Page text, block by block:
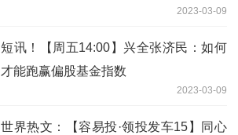
2023-03-09
短讯！【周五14:00】兴全张济民：如何
才能跑赢偏股基金指数
2023-03-09
世界热文：【容易投·领投发车15】同心